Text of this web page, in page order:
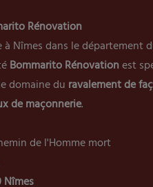
Rénovation
à Nîmes dans le département
Bommarito Rénovationest
domaine du ravalement de
de maçonnerie.
de l'Homme mort
Nîmes